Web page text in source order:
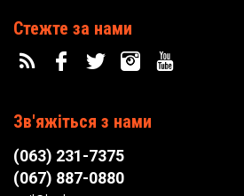
Стежте за нами
Зв'яжіться з нами
(063) 231-7375
(067) 887-0880